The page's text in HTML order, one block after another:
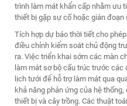
trình làm mát khẩn cấp nhằm ưu
thiết bị gặp sự cố hoặc gián đoạn
Tích hợp dự báo thời tiết cho
điều chỉnh kiểm soát chủ động
ra. Việc triển khai sớm các màn
làm mát sơ bộ cấu trúc trước
lịch tưới để hỗ trợ làm mát qua
khả năng phản ứng của hệ
thiết bị và cây trồng. Các thuật